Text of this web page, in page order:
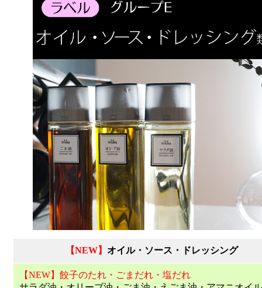
【NEW】 オイル・ソース・ドレッシング
【NEW】餃子のたれ・ごまだれ・塩だれ